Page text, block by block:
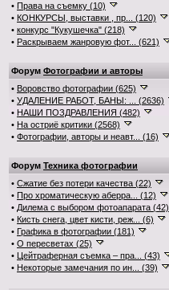
• Права на съемку (10)
• КОНКУРСЫ, выставки , пр... (120)
• конкурс "Кукушечка" (218)
• Раскрываем жанровую фот... (621)
Форум Фотографии и авторы
• Воровство фотографии (625)
• УДАЛЕНИЕ РАБОТ, БАНЫ: ... (2636)
• НАШИ ПОЗДРАВЛЕНИЯ (482)
• На остриё критики (2568)
• Фотографии, авторы и неавт... (16)
Форум Техника фотографии
• Сжатие без потери качества (22)
• Про хроматическую аберра... (12)
• Дилема с выбором фотоапарата (42)
• Кисть снега, цвет кисти, реж... (6)
• Графика в фотографии (181)
• О пересветах (25)
• Цейтраферная съемка – пра... (43)
• Некоторые замечания по ин... (39)